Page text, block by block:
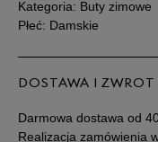
Kategoria: Buty zimowe
Płeć: Damskie
DOSTAWA I ZWROT
Darmowa dostawa od
Realizacja zamówienia